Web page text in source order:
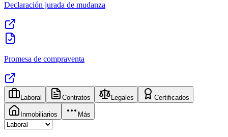
Declaración jurada de mudanza
Promesa de compraventa
Laboral Contratos Legales Certificados
Inmobiliarios Más